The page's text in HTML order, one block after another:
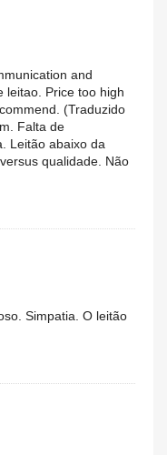
and
leitao. Price too high
(Traduzido
Falta de
Leitão abaixo da
qualidade. Não
Simpatia. O leitão